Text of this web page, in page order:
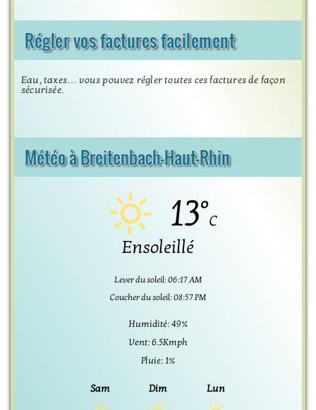
Régler vos factures facilement
Eau, taxes… vous pouvez régler toutes ces factures de façon
sécurisée.
Météo à Breitenbach-Haut-Rhin
13°C
Ensoleillé
Lever du soleil: 06:17 AM
Coucher du soleil: 08:57 PM
Humidité: 49%
Vent: 6.5Kmph
Pluie: 1%
Sam Dim Lun